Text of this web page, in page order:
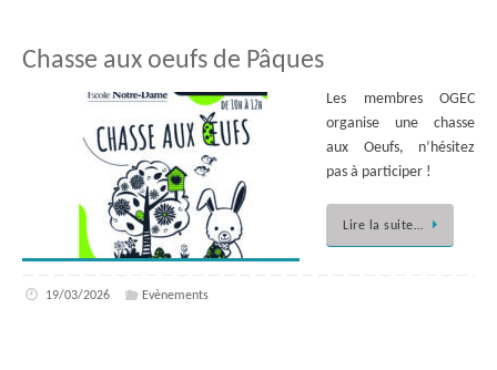
Chasse aux oeufs de Pâques
Les membres OGEC
organise une chasse
aux Oeufs, n’hésitez
pas à participer !
Lire la suite…
19/03/2026 Evènements